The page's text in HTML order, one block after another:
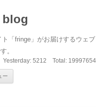
「fringe」がお届けするウェブ
。
Yesterday: 5212 Total: 19997654
ー